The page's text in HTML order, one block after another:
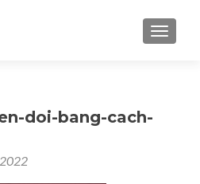
doi-bang-cach-